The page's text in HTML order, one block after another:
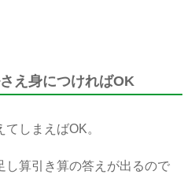
え身につければOK
しまえばOK。
し算引き算の答えが出るので